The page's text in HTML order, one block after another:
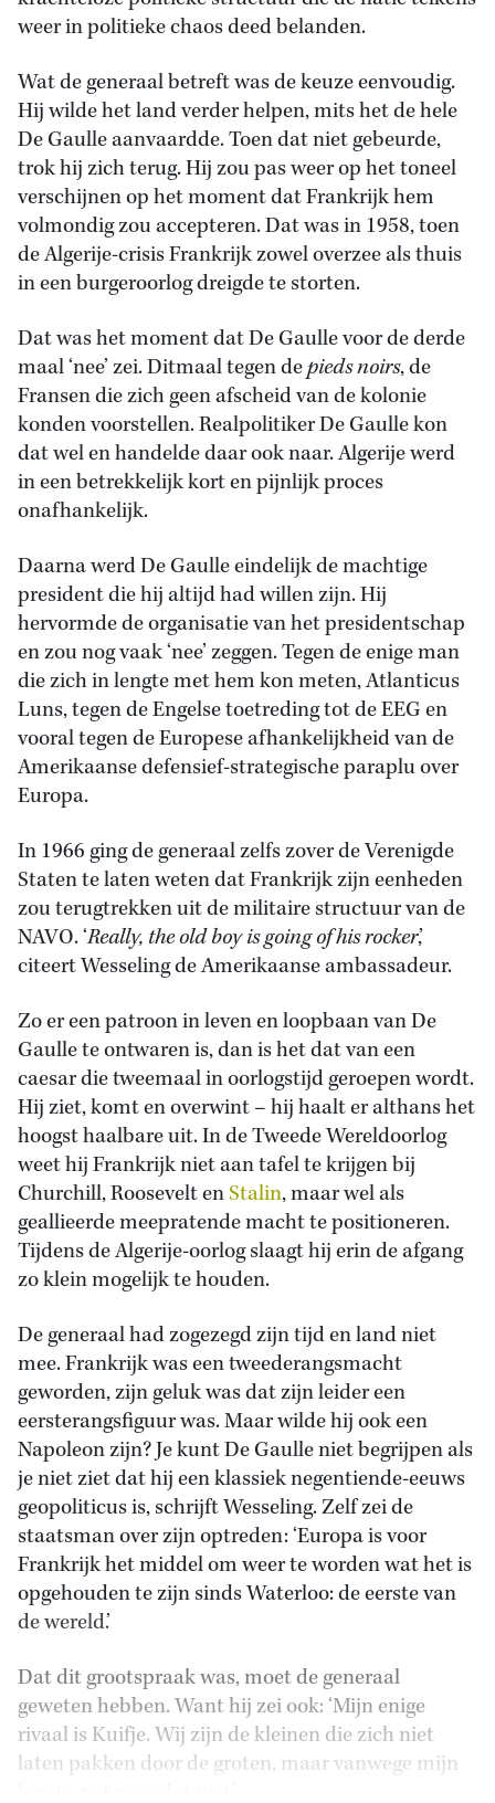
weer in politieke chaos deed belanden.
Wat de generaal betreft was de keuze eenvoudig.
Hij wilde het land verder helpen, mits het de hele
De Gaulle aanvaardde. Toen dat niet gebeurde,
trok hij zich terug. Hij zou pas weer op het toneel
verschijnen op het moment dat Frankrijk hem
volmondig zou accepteren. Dat was in 1958, toen
de Algerije-crisis Frankrijk zowel overzee als thuis
in een burgeroorlog dreigde te storten.
Dat was het moment dat De Gaulle voor de derde
maal ‘nee’ zei. Ditmaal tegen depieds noirs, de
Fransen die zich geen afscheid van de kolonie
konden voorstellen. Realpolitiker De Gaulle kon
dat wel en handelde daar ook naar. Algerije werd
in een betrekkelijk kort en pijnlijk proces
onafhankelijk.
Daarna werd De Gaulle eindelijk de machtige
president die hij altijd had willen zijn. Hij
hervormde de organisatie van het presidentschap
en zou nog vaak ‘nee’ zeggen. Tegen de enige man
die zich in lengte met hem kon meten, Atlanticus
Luns, tegen de Engelse toetreding tot de EEG en
vooral tegen de Europese afhankelijkheid van de
Amerikaanse defensief-strategische paraplu over
Europa.
In 1966 ging de generaal zelfs zover de Verenigde
Staten te laten weten dat Frankrijk zijn eenheden
zou terugtrekken uit de militaire structuur van de
NAVO. ‘Really, the old boy is going of his rocker,’
citeert Wesseling de Amerikaanse ambassadeur.
Zo er een patroon in leven en loopbaan van De
Gaulle te ontwaren is, dan is het dat van een
caesar die tweemaal in oorlogstijd geroepen wordt.
Hij ziet, komt en overwint – hij haalt er althans het
hoogst haalbare uit. In de Tweede Wereldoorlog
weet hij Frankrijk niet aan tafel te krijgen bij
Churchill, Roosevelt enStalin, maar wel als
geallieerde meepratende macht te positioneren.
Tijdens de Algerije-oorlog slaagt hij erin de afgang
zo klein mogelijk te houden.
De generaal had zogezegd zijn tijd en land niet
mee. Frankrijk was een tweederangsmacht
geworden, zijn geluk was dat zijn leider een
eersterangsfiguur was. Maar wilde hij ook een
Napoleon zijn? Je kunt De Gaulle niet begrijpen als
je niet ziet dat hij een klassiek negentiende-eeuws
geopoliticus is, schrijft Wesseling. Zelf zei de
staatsman over zijn optreden: ‘Europa is voor
Frankrijk het middel om weer te worden wat het is
opgehouden te zijn sinds Waterloo: de eerste van
de wereld.’
Dat dit grootspraak was, moet de generaal
geweten hebben. Want hij zei ook: ‘Mijn enige
rivaal is Kuifje. Wij zijn de kleinen die zich niet
laten pakken door de groten, maar vanwege mijn